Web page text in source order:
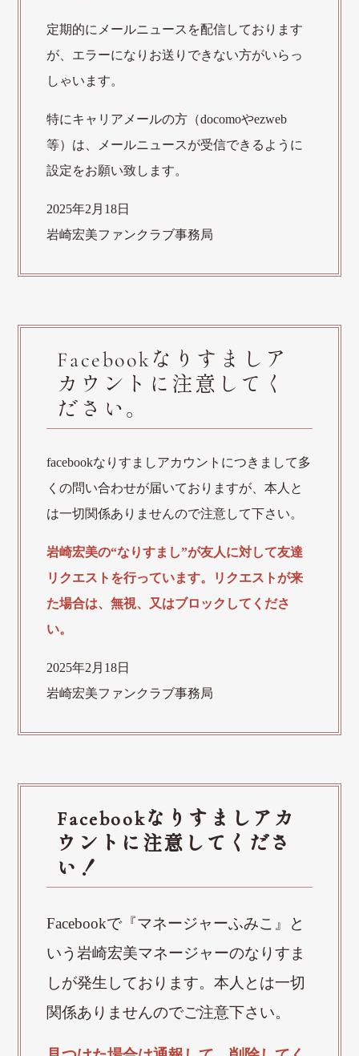
定期的にメールニュースを配信しております
が、エラーになりお送りできない方がいらっ
しゃいます。
特にキャリアメールの方（docomoやezweb
等）は、メールニュースが受信できるように
設定をお願い致します。
2025年2月18日
岩崎宏美ファンクラブ事務局
Facebookなりすましア
カウントに注意してく
ださい。
facebookなりすましアカウントにつきまして多
くの問い合わせが届いておりますが、本人と
は一切関係ありませんので注意して下さい。
岩崎宏美の“なりすまし”が友人に対して友達
リクエストを行っています。リクエストが来
た場合は、無視、又はブロックしてくださ
い。
2025年2月18日
岩崎宏美ファンクラブ事務局
Facebookなりすましアカ
ウントに注意してくださ
い！
Facebookで『マネージャーふみこ』と
いう岩崎宏美マネージャーのなりすま
しが発生しております。本人とは一切
関係ありませんのでご注意下さい。